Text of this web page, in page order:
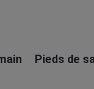
Pieds de